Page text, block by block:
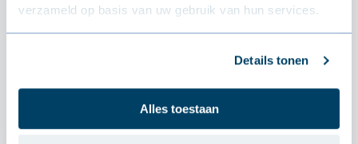
verzameld op basis van uw gebruik van hun services.
Details tonen
Alles toestaan
JI Thermoroof 40 Polycarb 45-333